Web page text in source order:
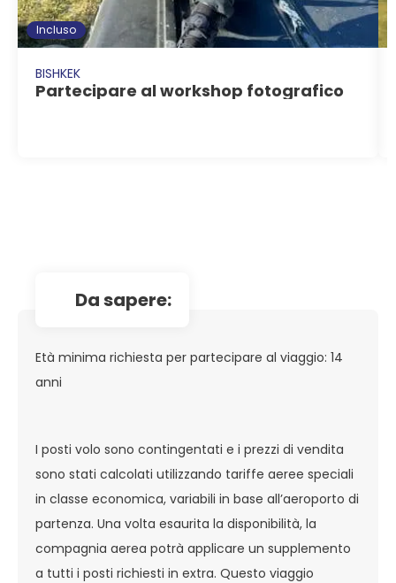
Incluso
BISHKEK
Partecipare al workshop fotografico
da sapere:
Età minima richiesta per partecipare al viaggio: 14
anni
I posti volo sono contingentati e i prezzi di vendita
sono stati calcolati utilizzando tariffe aeree speciali
in classe economica, variabili in base all’aeroporto di
partenza. Una volta esaurita la disponibilità, la
compagnia aerea potrà applicare un supplemento
a tutti i posti richiesti in extra. Questo viaggio